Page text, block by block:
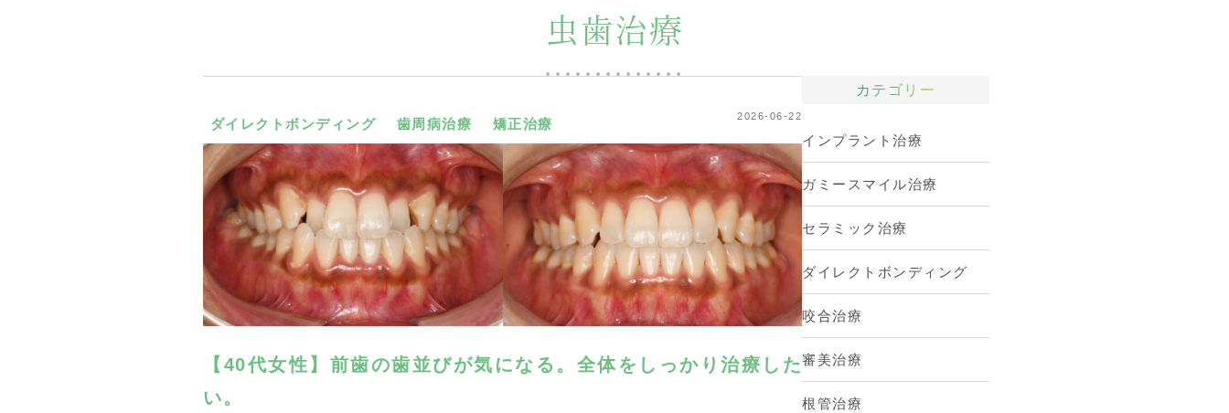
虫歯治療
ダイレクトボンディング 歯周病治療 矯正治療 2026-06-22
【40代女性】前歯の歯並びが気になる。全体をしっかり治療した
い。
カテゴリー
インプラント治療
ガミースマイル治療
セラミック治療
ダイレクトボンディング
咬合治療
審美治療
根管治療